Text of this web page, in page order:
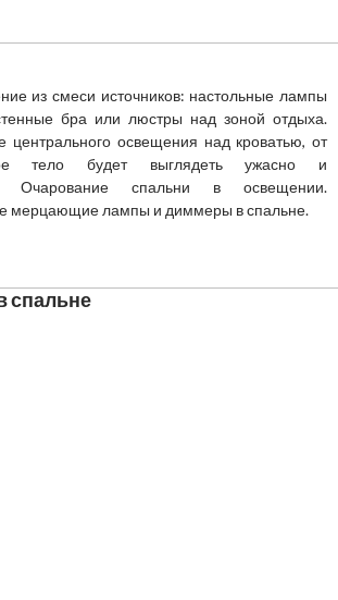
из смеси источников: настольные лампы
бра или люстры над зоной отдыха.
центрального освещения над кроватью, от
тело будет выглядеть ужасно и
Очарование спальни в освещении.
мерцающие лампы и диммеры в спальне.